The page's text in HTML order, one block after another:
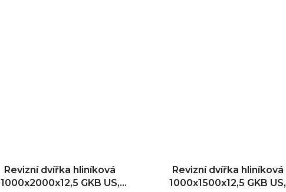
Revizní dvířka hliníková
1000x2000x12,5 GKB US,
Revizní dvířka hliníková
1000x1500x12,5 GKB US,